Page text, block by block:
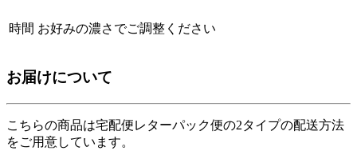
時間 お好みの濃さでご調整ください
お届けについて
こちらの商品は宅配便レターパック便の2タイプの配送方法
をご用意しています。